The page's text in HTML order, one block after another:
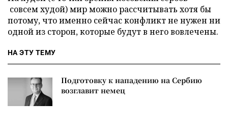
совсем худой) мир можно рассчитывать хотя бы
потому, что именно сейчас конфликт не нужен ни
одной из сторон, которые будут в него вовлечены.
НА ЭТУ ТЕМУ
Подготовку к нападению на Сербию
возглавит немец